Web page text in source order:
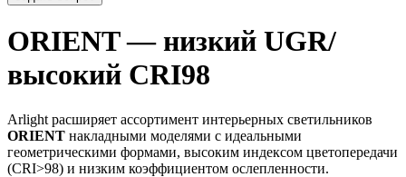
ORIENT — низкий UGR/
высокий CRI98
Arlight расширяет ассортимент интерьерных светильников
ORIENT накладными моделями с идеальными
геометрическими формами, высоким индексом цветопередачи
(CRI>98) и низким коэффициентом ослепленности.